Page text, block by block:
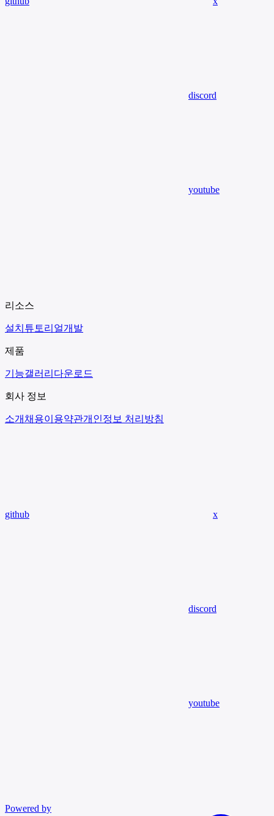
discord
youtube
리소스
설치 튜토리얼개발
제품
기능갤러리 다운로드
회사 정보
소개 채용이용약관개인정보 처리방침
github x
discord
youtube
Powered by